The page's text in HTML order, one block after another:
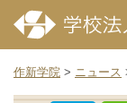
作新学院 > ニュース